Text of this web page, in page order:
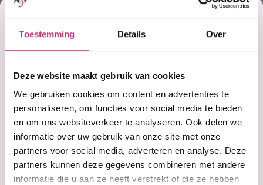
Toestemming Details Over
Deze website maakt gebruik van cookies
We gebruiken cookies om content en advertenties te
personaliseren, om functies voor social media te bieden
en om ons websiteverkeer te analyseren. Ook delen we
informatie over uw gebruik van onze site met onze
partners voor social media, adverteren en analyse. Deze
partners kunnen deze gegevens combineren met andere
informatie die u aan ze heeft verstrekt of die ze hebben
20 inch
Korting
op je
eerste
bestelling